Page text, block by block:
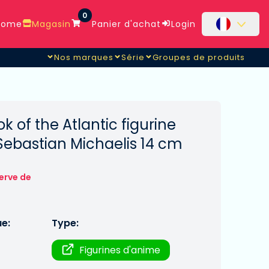
Magasin
0
Panier d'achat Login
Nos marques Série Groupes de produits
of the Atlantic figurine
Michaelis 14 cm
de
Type:
Figurines d'anime